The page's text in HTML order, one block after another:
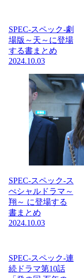
SPEC-スペック-劇
場版～天～に登場
する書まとめ
2024.10.03
SPEC-スペック-ス
ぺシャルドラマ～
翔～ に登場する
書まとめ
2024.10.03
SPEC-スペック-連
続ドラマ第10話